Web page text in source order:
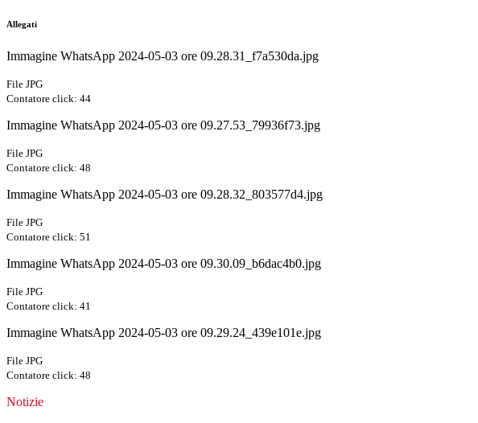
Allegati
Immagine WhatsApp 2024-05-03 ore 09.28.31_f7a530da.jpg
File JPG
Contatore click: 44
Immagine WhatsApp 2024-05-03 ore 09.27.53_79936f73.jpg
File JPG
Contatore click: 48
Immagine WhatsApp 2024-05-03 ore 09.28.32_803577d4.jpg
File JPG
Contatore click: 51
Immagine WhatsApp 2024-05-03 ore 09.30.09_b6dac4b0.jpg
File JPG
Contatore click: 41
Immagine WhatsApp 2024-05-03 ore 09.29.24_439e101e.jpg
File JPG
Contatore click: 48
Notizie